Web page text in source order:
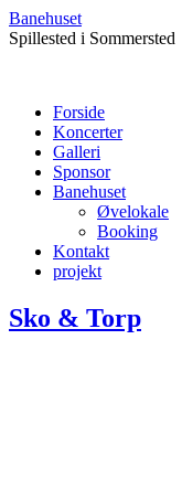
Banehuset
Spillested i Sommersted
Forside
Koncerter
Galleri
Sponsor
Banehuset
Øvelokale
Booking
Kontakt
projekt
Sko & Torp